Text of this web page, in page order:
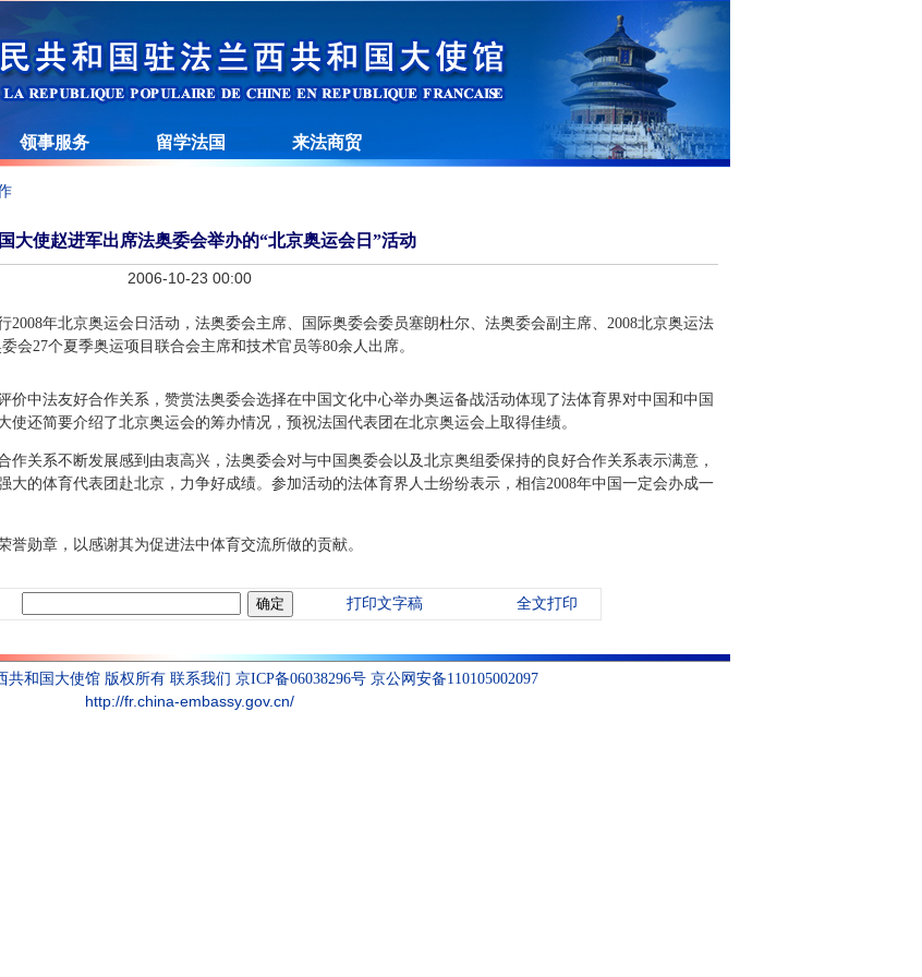
领事服务 留学法国 来法商贸
大使赵进军出席法奥委会举办的“北京奥运会日”活动
2006-10-23 00:00
2008年北京奥运会日活动，法奥委会主席、国际奥委会委员塞朗杜尔、法奥委会副主席、 2008北京奥运法
会27个夏季奥运项目联合会主席和技术官员等80余人出席。
价中法友好合作关系，赞赏法奥委会选择在中国文化中心举办奥运备战活动体现了法体育界对中国和中国
还简要介绍了北京奥运会的筹办情况，预祝法国代表团在北京奥运会上取得佳绩。
关系不断发展感到由衷高兴，法奥委会对与中国奥委会以及北京奥组委保持的良好合作关系表示满意，
大的体育代表团赴北京，力争好成绩。参加活动的法体育界人士纷纷表示，相信2008年中国一定会办成一
勋章，以感谢其为促进法中体育交流所做的贡献。
打印文字稿 全文打印
共和国大使馆 版权所有 联系我们 京ICP备06038296号 京公网安备110105002097
http://fr.china-embassy.gov.cn/